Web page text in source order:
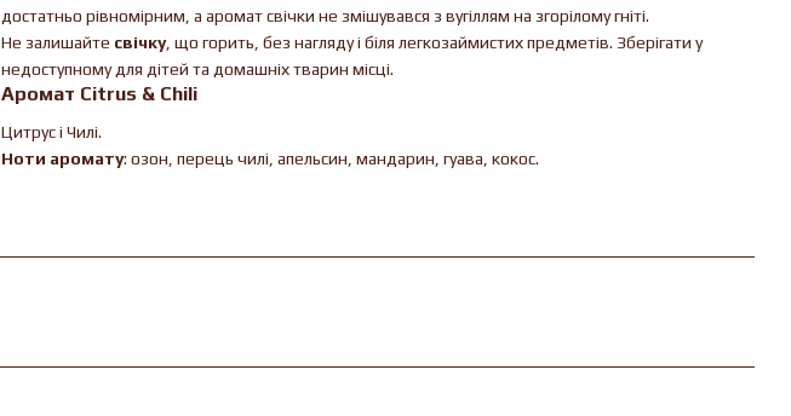
достатньо рівномірним, а аромат свічки не змішувався з вугіллям на згорілому гніті.
Не залишайте свічку, що горить, без нагляду і біля легкозаймистих предметів. Зберігати у
недоступному для дітей та домашніх тварин місці.
Аромат Citrus & Chili
Цитрус і Чилі.
Ноти аромату: озон, перець чилі, апельсин, мандарин, гуава, кокос.